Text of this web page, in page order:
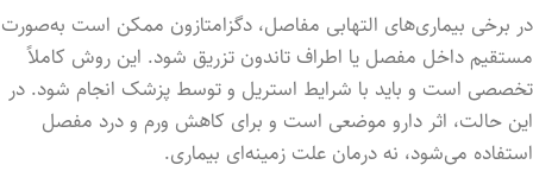
در برخی بیماری‌های التهابی مفاصل، دگزامتازون ممکن است به‌صورت
مستقیم داخل مفصل یا اطراف تاندون تزریق شود. این روش کاملاً
تخصصی است و باید با شرایط استریل و توسط پزشک انجام شود. در
این حالت، اثر دارو موضعی است و برای کاهش ورم و درد مفصل
استفاده می‌شود، نه درمان علت زمینه‌ای بیماری.